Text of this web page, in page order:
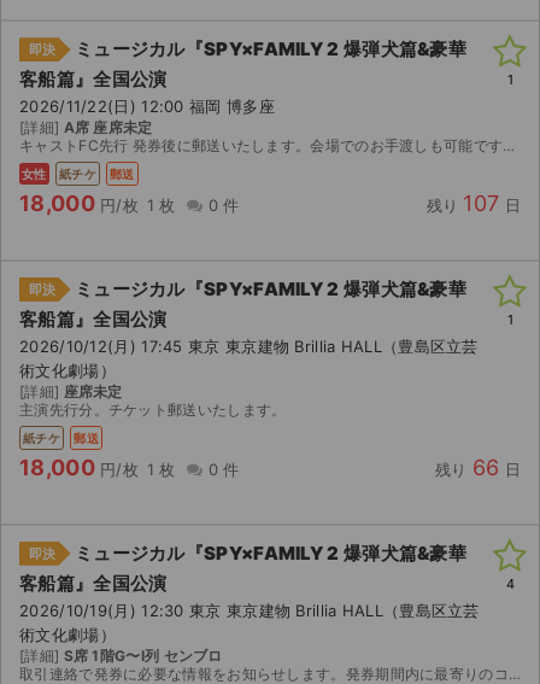
即決
ミュージカル『SPY×FAMILY 2 爆弾犬篇&豪華
客船篇』全国公演
2026/11/22(日) 12:00 福岡 博多座
[詳細] A席 座席未定
キャストFC先行 発券後に郵送いたします。会場でのお手渡しも可能ですので、ご希望の場合はご相談ください。よろしくお願い致します。
女性 紙チケ 郵送
18,000 円/枚 1 枚 0 件 残り 107 日
1
即決
ミュージカル『SPY×FAMILY 2 爆弾犬篇&豪華
客船篇』全国公演
2026/10/12(月) 17:45 東京 東京建物 Brillia HALL（豊島区立芸
術文化劇場）
[詳細] 座席未定
主演先行分。チケット郵送いたします。
紙チケ 郵送
18,000 円/枚 1 枚 0 件 残り 66 日
1
即決
ミュージカル『SPY×FAMILY 2 爆弾犬篇&豪華
客船篇』全国公演
2026/10/19(月) 12:30 東京 東京建物 Brillia HALL（豊島区立芸
術文化劇場）
[詳細] S席 1階G〜I列 センブロ
取引連絡で発券に必要な情報をお知らせします。発券期間内に最寄りのコンビニで発券してください。 発券できるコンビニ：セブンイレブン 発券開始日: すぐに発券可能 ※コンビニ店頭で発券手数料がかか...
4